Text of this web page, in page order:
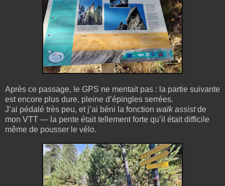
Après ce passage, le GPS ne mentait pas : la partie suivante
est encore plus dure, pleine d’épingles serrées.
J’ai pédalé très peu, et j’ai béni la fonction walk assistde
mon VTT — la pente était tellement forte qu’il était difficile
même de pousser le vélo.